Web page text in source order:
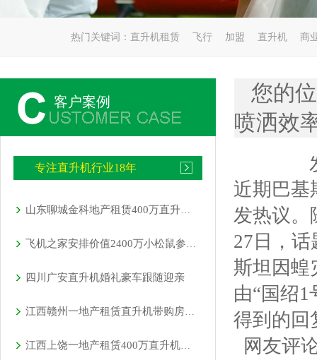
热门关键词： 直升机租赁 飞行 加盟 直升机 商
客户案例
专注直升机行业18年
山东聊城金科地产租赁400万直升机空中看房
飞机之家安排价值2400万小松鼠参加科学试验
四川广安直升机婚礼豪车跟随迎亲
江西赣州一地产租赁直升机带购房者空中看房
江西上饶一地产租赁400万直升机空中看房
您的
喷洒效
近期巴基
发热议
27日，
斯坦因蝗
由“国绍
得到的回
网友评